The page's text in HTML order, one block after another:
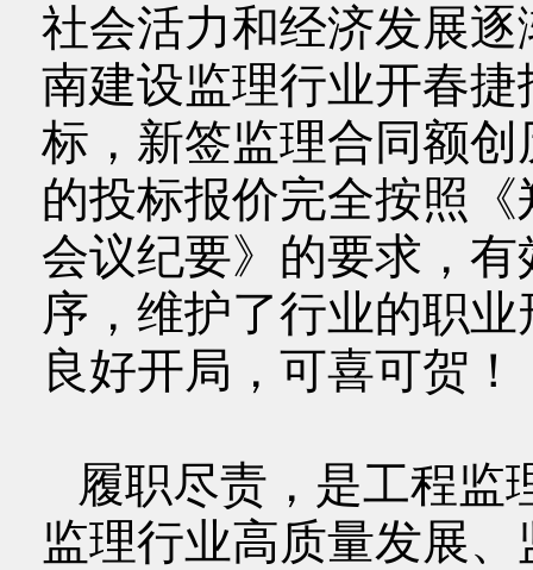
社会活力和经济发展
南建设监理行业开春
标，新签监理合同额
的投标报价完全按照
会议纪要》的要求，
序，维护了行业的职
良好开局，可喜可贺！
履职尽责，是工程监
监理行业高质量发展